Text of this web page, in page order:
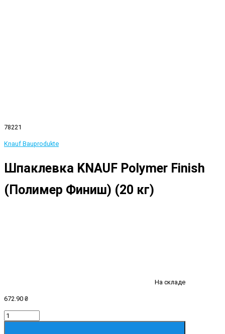
78221
Knauf Bauprodukte
Шпаклевка KNAUF Polymer Finish
(Полимер Финиш) (20 кг)
На складе
672.90 ₴